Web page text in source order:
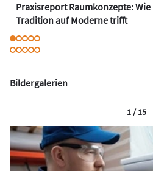
Praxisreport Raumkonzepte:
Tradition auf Moderne trifft
Bildergalerien
1 / 15